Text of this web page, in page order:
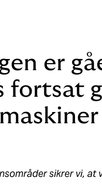
er
fortsat
sikrer vi, at